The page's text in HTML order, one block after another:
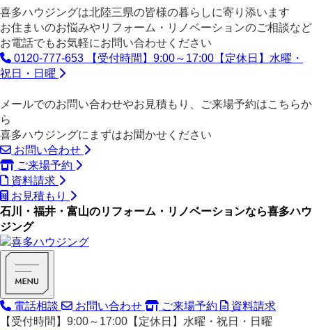
喜多ハウジングは北陸三県の皆様の暮らしに寄り添います
お住まいのお悩みやリフォーム・リノベーションのご相談など
お電話でもお気軽にお問い合わせください
0120-777-653
【受付時間】9:00～17:00【定休日】水曜・
祝日・日曜
メールでのお問い合わせやお見積もり、ご来場予約はこちらか
ら
喜多ハウジングにまずはお聞かせください
お問い合わせ
ご来場予約
資料請求
お見積もり
石川・福井・富山のリフォーム・リノベーションなら喜多ハウ
ジング
電話相談 お問い合わせ ご来場予約
資料請求
【受付時間】9:00～17:00【定休日】水曜・祝日・日曜